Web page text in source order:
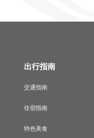
出行指南
交通指南
住宿指南
特色美食